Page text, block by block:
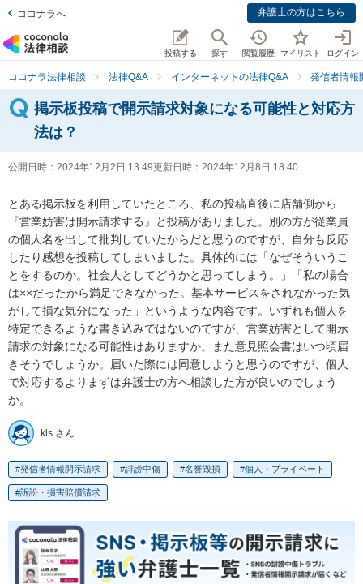
ココナラへ 弁護士の方はこちら
投稿する 探す 閲覧履歴 マイリスト ログイン
ココナラ法律相談 法律Q&A インターネットの法律Q&A 発信者情報
掲示板投稿で開示請求対象になる可能性と対応方
法は？
公開日時： 2024年12月2日 13:49更新日時： 2024年12月8日 18:40
とある掲示板を利用していたところ、私の投稿直後に店舗側から
『営業妨害は開示請求する』と投稿がありました。別の方が従業員
の個人名を出して批判していたからだと思うのですが、自分も反応
したり感想を投稿してしまいました。具体的には「なぜそういうこ
とをするのか。社会人としてどうかと思ってしまう。」「私の場合
は××だったから満足できなかった。基本サービスをされなかった気
がして損な気分になった」というような内容です。いずれも個人を
特定できるような書き込みではないのですが、営業妨害として開示
請求の対象になる可能性はありますか。また意見照会書はいつ頃届
きそうでしょうか。届いた際には同意しようと思うのですが、個人
で対応するよりまずは弁護士の方へ相談した方が良いのでしょう
か。
kls さん
発信者情報開示請求 誹謗中傷 名誉毀損 個人・プライベート
訴訟・損害賠償請求